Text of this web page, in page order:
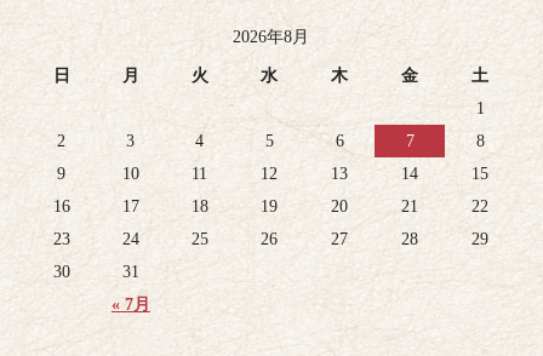
2026年8月
日 月 火 水 木 金 土
« 7月
1
2
3 4 5 6 7
8
9
10 11 12 13 14
15
16
17 18 19 20 21
22
23
24 25 26 27 28
29
30
31